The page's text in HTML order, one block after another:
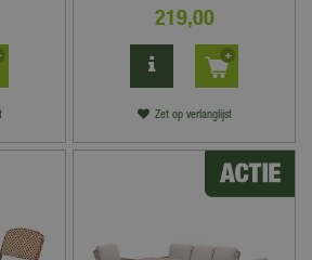
219,00
Zet op verlanglijst